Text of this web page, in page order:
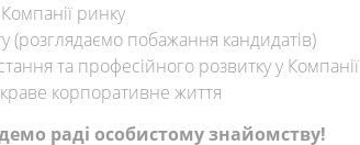
ринку
(розглядаємо побажання кандидатів)
та професійного розвитку у Компанії
корпоративне життя
раді особистому знайомству!